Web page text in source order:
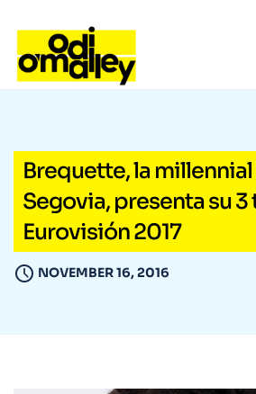
Brequette, la
Segovia, presenta su 3
Eurovisión 2017
NOVEMBER 16, 2016